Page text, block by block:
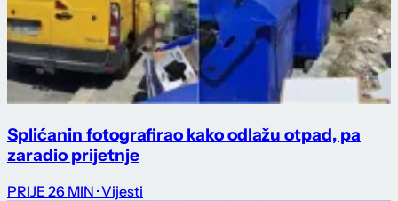
Splićanin fotografirao kako odlažu otpad, pa
zaradio prijetnje
PRIJE 26 MIN · Vijesti